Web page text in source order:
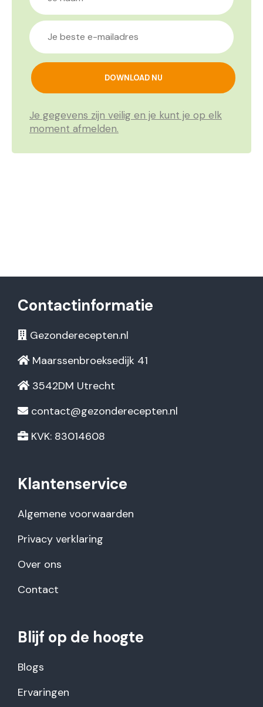
Je gegevens zijn veilig en je kunt je op elk
moment afmelden.
Contactinformatie
Gezonderecepten.nl
Maarssenbroeksedijk 41
3542DM Utrecht
contact@gezonderecepten.nl
KVK: 83014608
Klantenservice
Algemene voorwaarden
Privacy verklaring
Over ons
Contact
Blijf op de hoogte
Blogs
Ervaringen